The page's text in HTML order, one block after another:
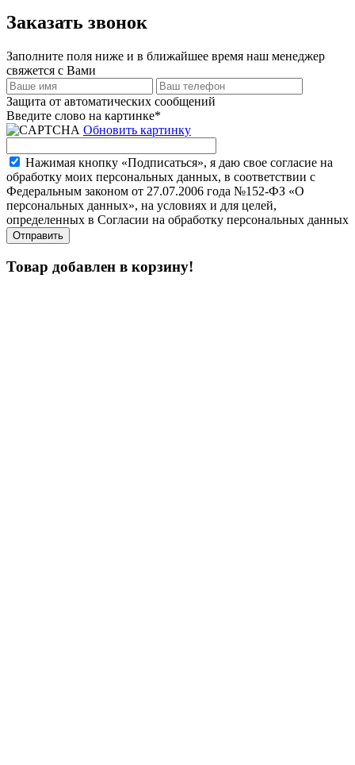
Заказать звонок
Заполните поля ниже и в ближайшее время наш менеджер
свяжется с Вами
Защита от автоматических сообщений
Введите слово на картинке*
Обновить картинку
Нажимая кнопку «Подписаться», я даю свое согласие на
обработку моих персональных данных, в соответствии с
Федеральным законом от 27.07.2006 года №152-ФЗ «О
персональных данных», на условиях и для целей,
определенных в Согласии на обработку персональных данных
Товар добавлен в корзину!